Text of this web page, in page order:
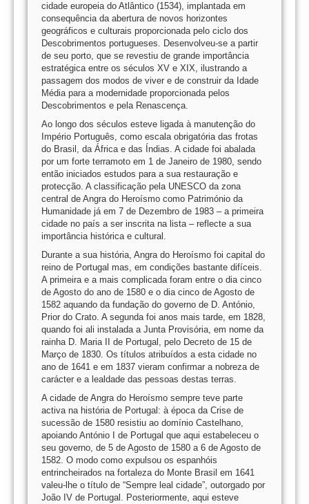
cidade europeia do Atlântico (1534), implantada em
consequência da abertura de novos horizontes
geográficos e culturais proporcionada pelo ciclo dos
Descobrimentos portugueses. Desenvolveu-se a partir
de seu porto, que se revestiu de grande importância
estratégica entre os séculos XV e XIX, ilustrando a
passagem dos modos de viver e de construir da Idade
Média para a modernidade proporcionada pelos
Descobrimentos e pela Renascença.
Ao longo dos séculos esteve ligada à manutenção do
Império Português, como escala obrigatória das frotas
do Brasil, da África e das Índias. A cidade foi abalada
por um forte terramoto em 1 de Janeiro de 1980, sendo
então iniciados estudos para a sua restauração e
protecção. A classificação pela UNESCO da zona
central de Angra do Heroísmo como Património da
Humanidade já em 7 de Dezembro de 1983 – a primeira
cidade no país a ser inscrita na lista – reflecte a sua
importância histórica e cultural.
Durante a sua história, Angra do Heroísmo foi capital do
reino de Portugal mas, em condições bastante difíceis.
A primeira e a mais complicada foram entre o dia cinco
de Agosto do ano de 1580 e o dia cinco de Agosto de
1582 aquando da fundação do governo de D. António,
Prior do Crato. A segunda foi anos mais tarde, em 1828,
quando foi ali instalada a Junta Provisória, em nome da
rainha D. Maria II de Portugal, pelo Decreto de 15 de
Março de 1830. Os títulos atribuídos a esta cidade no
ano de 1641 e em 1837 vieram confirmar a nobreza de
carácter e a lealdade das pessoas destas terras.
A cidade de Angra do Heroísmo sempre teve parte
activa na história de Portugal: à época da Crise de
sucessão de 1580 resistiu ao domínio Castelhano,
apoiando António I de Portugal que aqui estabeleceu o
seu governo, de 5 de Agosto de 1580 a 6 de Agosto de
1582. O modo como expulsou os espanhóis
entrincheirados na fortaleza do Monte Brasil em 1641
valeu-lhe o título de “Sempre leal cidade”, outorgado por
João IV de Portugal. Posteriormente, aqui esteve